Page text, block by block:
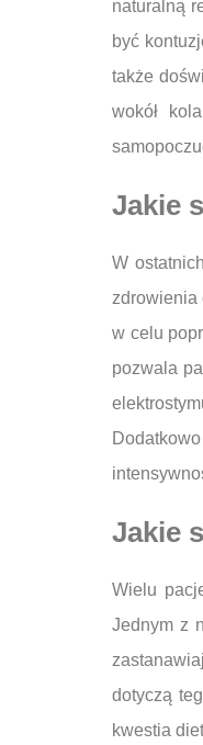
naturalną
być
także
wokół
Jakie
W
zdrowienia
w celu
pozwala
Jakie
Wielu
Jednym z
dotyczą
kwestia